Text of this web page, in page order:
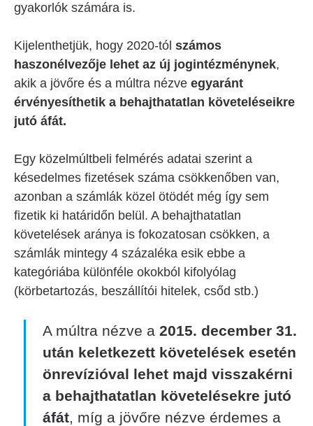
gyakorlók számára is.
Kijelenthetjük, hogy 2020-tól számos
haszonélvezője lehet az új jogintézménynek,
akik a jövőre és a múltra nézve egyaránt
érvényesíthetik a behajthatatlan követeléseikre
jutó áfát.
Egy közelmúltbeli felmérés adatai szerint a
késedelmes fizetések száma csökkenőben van,
azonban a számlák közel ötödét még így sem
fizetik ki határidőn belül. A behajthatatlan
követelések aránya is fokozatosan csökken, a
számlák mintegy 4 százaléka esik ebbe a
kategóriába különféle okokból kifolyólag
(körbetartozás, beszállítói hitelek, csőd stb.)
A múltra nézve a 2015. december 31.
után keletkezett követelések esetén
önrevízióval lehet majd visszakérni
a behajthatatlan követelésekre jutó
áfát, míg a jövőre nézve érdemes a